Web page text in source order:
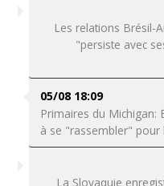
Les relations Brésil-
"persiste avec
05/08 18:09
Primaires du Michigan:
à se "rassembler" pour
La Slovaquie